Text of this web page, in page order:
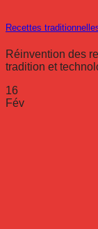
Recettes
Réinvention des
tradition et
16
Fév